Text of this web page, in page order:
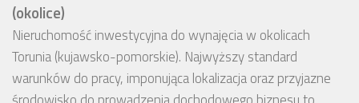
(okolice)
Nieruchomość inwestycyjna do wynajęcia w okolicach
Torunia (kujawsko-pomorskie). Najwyższy standard
warunków do pracy, imponująca lokalizacja oraz przyjazne